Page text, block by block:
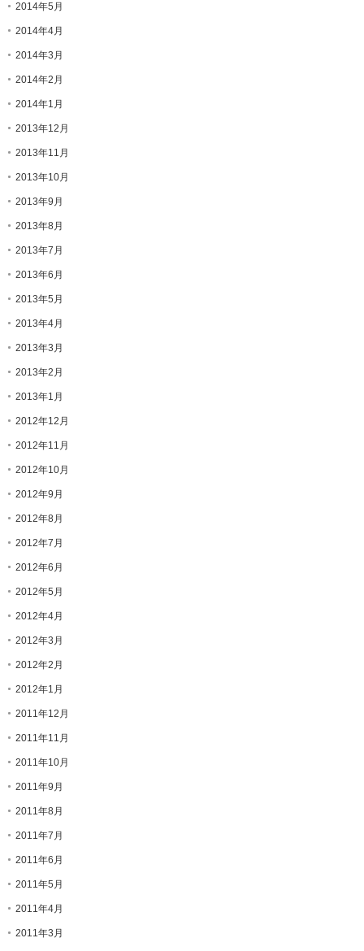
2014年5月
2014年4月
2014年3月
2014年2月
2014年1月
2013年12月
2013年11月
2013年10月
2013年9月
2013年8月
2013年7月
2013年6月
2013年5月
2013年4月
2013年3月
2013年2月
2013年1月
2012年12月
2012年11月
2012年10月
2012年9月
2012年8月
2012年7月
2012年6月
2012年5月
2012年4月
2012年3月
2012年2月
2012年1月
2011年12月
2011年11月
2011年10月
2011年9月
2011年8月
2011年7月
2011年6月
2011年5月
2011年4月
2011年3月